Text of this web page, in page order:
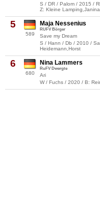
S / DR / Palom / 2015 /
Z: Kleine Lamping,Janina
5
589
Maja Nessenius
RUFV Börger
Save my Dream
S / Hann / Db / 2010 /
Heidemann,Horst
6
680
Nina Lammers
RuFV Dwergte
Ari
W / Fuchs / 2020 / B: